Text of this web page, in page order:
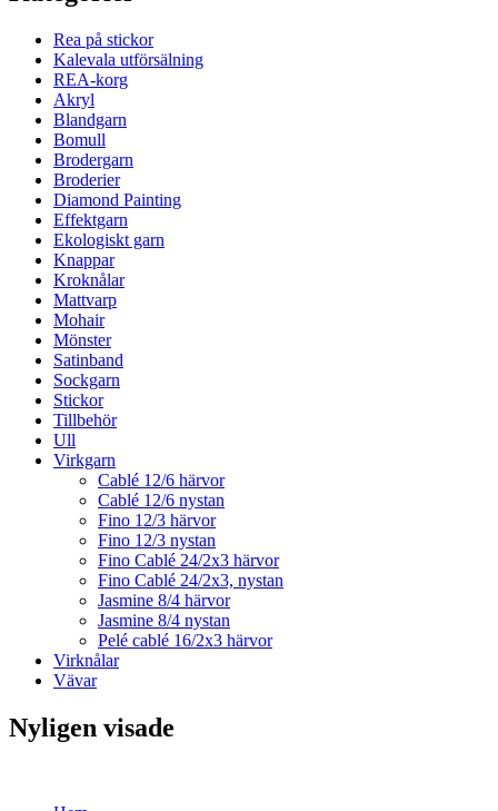
Rea på stickor
Kalevala utförsälning
REA-korg
Akryl
Blandgarn
Bomull
Brodergarn
Broderier
Diamond Painting
Effektgarn
Ekologiskt garn
Knappar
Kroknålar
Mattvarp
Mohair
Mönster
Satinband
Sockgarn
Stickor
Tillbehör
Ull
Virkgarn
Cablé 12/6 härvor
Cablé 12/6 nystan
Fino 12/3 härvor
Fino 12/3 nystan
Fino Cablé 24/2x3 härvor
Fino Cablé 24/2x3, nystan
Jasmine 8/4 härvor
Jasmine 8/4 nystan
Pelé cablé 16/2x3 härvor
Virknålar
Vävar
Nyligen visade